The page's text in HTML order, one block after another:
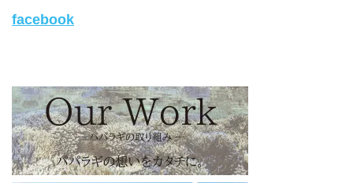
旬な海の情報はコチラから！
日々の活動状況や報告はXで公開中！
https://x.com/papalagidivers?s=20
【パパラギダイビングスクール Blog
】
お得なイベント告知やツアー情報を知りたい方へ
https://papalagi-blog.com/
facebook